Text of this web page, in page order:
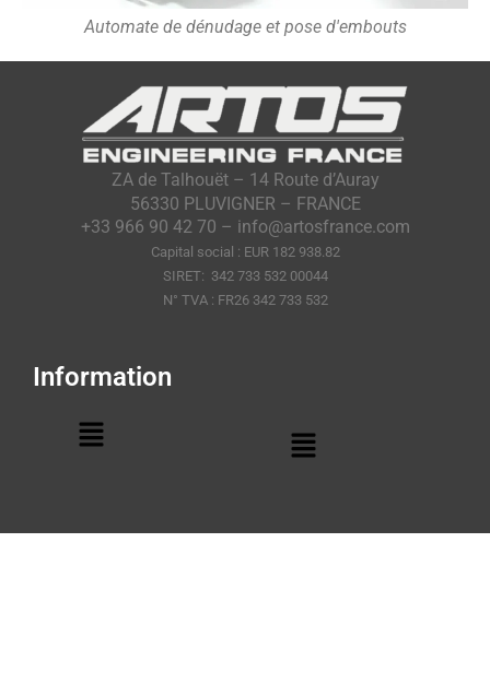
Automate de dénudage et pose d'embouts
ZA de Talhouët – 14 Route d’Auray
56330 PLUVIGNER – FRANCE
+33 966 90 42 70 – info@artosfrance.com
Capital social : EUR 182 938.82
SIRET: 342 733 532 00044
N° TVA : FR26 342 733 532
Information